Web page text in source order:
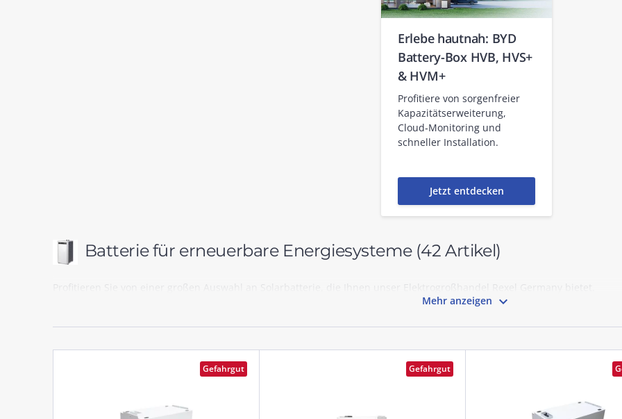
Erlebe hautnah: BYD
Battery-Box HVB, HVS+
& HVM+
Profitiere von sorgenfreier
Kapazitätserweiterung,
Cloud‑Monitoring und
schneller Installation.
Jetzt entdecken
Batterie für erneuerbare Energiesysteme (42 Artikel)
Profitieren Sie von einer großen Auswahl an Solarbatterie, die Ihnen unser Elektrogroßhandel Rexel Germany bietet.
Mehr anzeigen 
Gefahrgut Gefahrgut